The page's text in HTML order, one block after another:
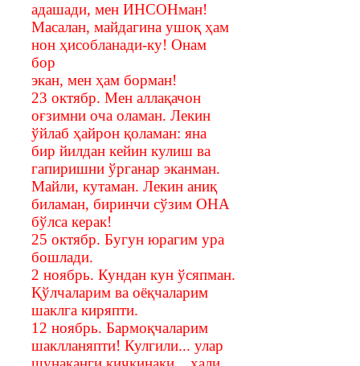
адашади, мен ИНСОНман!
Масалан, майдагина ушоқ ҳам
нон ҳисобланади-ку! Онам
бор
экан, мен ҳам борман!
23 октябр. Мен аллақачон
оғзимни оча оламан. Лекин
ўйлаб ҳайрон қоламан: яна
бир йилдан кейин кулиш ва
гапиришни ўрганар эканман.
Майли, кутаман. Лекин аниқ
биламан, биринчи сўзим ОНА
бўлса керак!
25 октябр. Бугун юрагим ура
бошлади.
2 ноябрь. Кундан кун ўсяпман.
Қўлчаларим ва оёқчаларим
шаклга киряпти.
12 ноябрь. Бармоқчаларим
шаклланяпти! Кулгили... улар